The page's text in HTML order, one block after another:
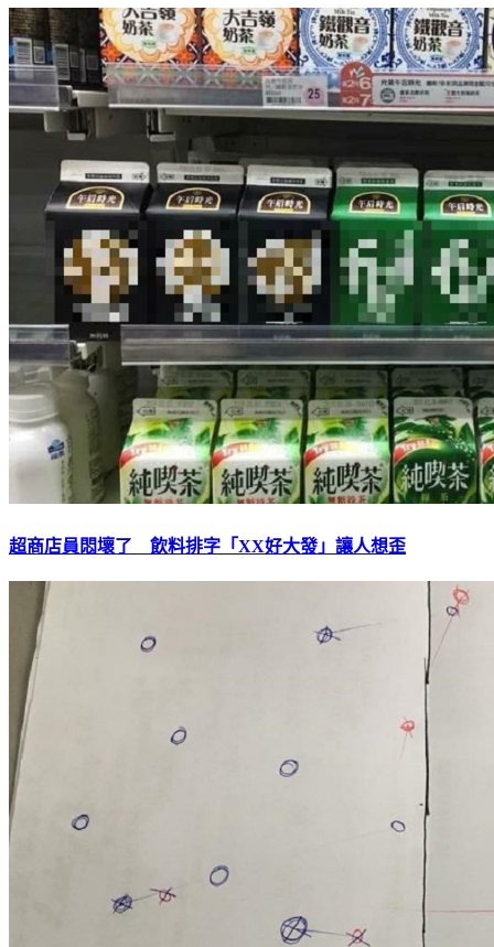
超商店員悶壞了 飲料排字「XX好大發」讓人想歪